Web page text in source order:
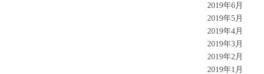
2019年6月
2019年5月
2019年4月
2019年3月
2019年2月
2019年1月